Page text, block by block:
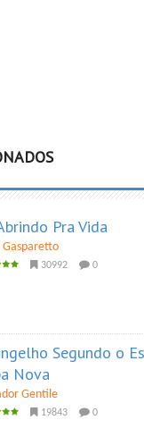
Pra Vida
Gasparetto
30992 0
Segundo o
Nova
Gentile
19843 0